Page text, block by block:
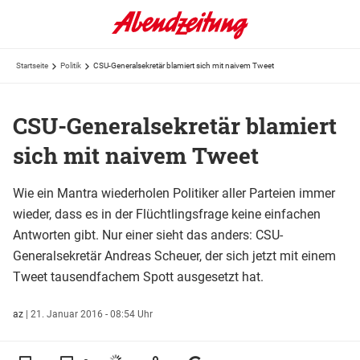
Startseite Politik CSU-Generalsekretär blamiert sich mit naivem Tweet
CSU-Generalsekretär blamiert
sich mit naivem Tweet
Wie ein Mantra wiederholen Politiker aller Parteien immer
wieder, dass es in der Flüchtlingsfrage keine einfachen
Antworten gibt. Nur einer sieht das anders: CSU-
Generalsekretär Andreas Scheuer, der sich jetzt mit einem
Tweet tausendfachem Spott ausgesetzt hat.
az | 21. Januar 2016 - 08:54 Uhr